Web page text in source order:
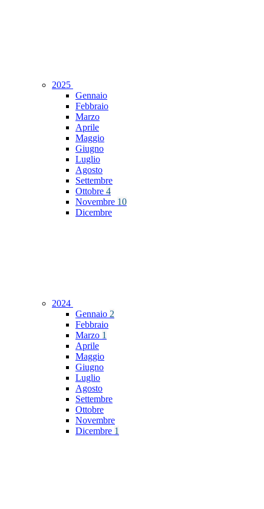
2025
Gennaio
Febbraio
Marzo
Aprile
Maggio
Giugno
Luglio
Agosto
Settembre
Ottobre 4
Novembre 10
Dicembre
2024
Gennaio 2
Febbraio
Marzo 1
Aprile
Maggio
Giugno
Luglio
Agosto
Settembre
Ottobre
Novembre
Dicembre 1